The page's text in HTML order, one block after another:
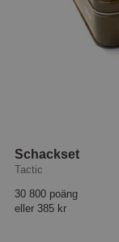
Schackset
Tactic
30 800 poäng
eller 385 kr